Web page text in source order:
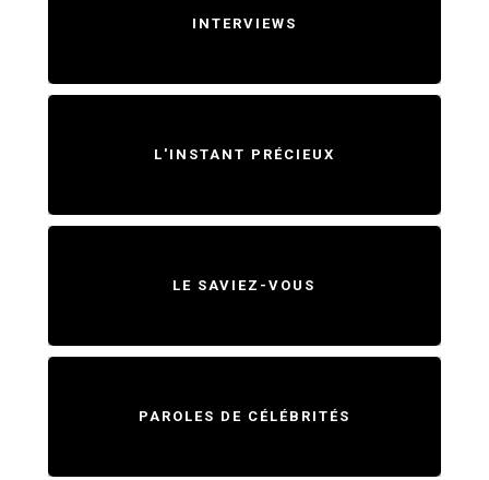
INTERVIEWS
L'INSTANT PRÉCIEUX
LE SAVIEZ-VOUS
PAROLES DE CÉLÉBRITÉS